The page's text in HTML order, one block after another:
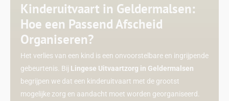
Kinderuitvaart in Geldermalsen:
Hoe een Passend Afscheid
Organiseren?
Het verlies van een kind is een onvoorstelbare en ingrijpende
gebeurtenis. Bij Lingese Uitvaartzorg in Geldermalsen
begrijpen we dat een kinderuitvaart met de grootst
mogelijke zorg en aandacht moet worden georganiseerd.